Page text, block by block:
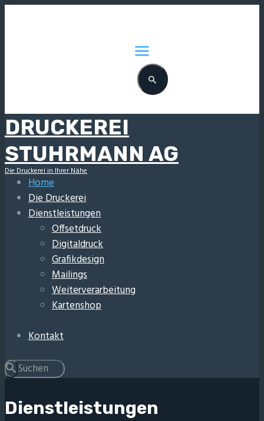
DRUCKEREI
STUHRMANN AG
Die Druckerei in Ihrer Nähe
Home
Die Druckerei
Dienstleistungen
Offsetdruck
Digitaldruck
Grafikdesign
Mailings
Weiterverarbeitung
Kartenshop
Kontakt
Dienstleistungen